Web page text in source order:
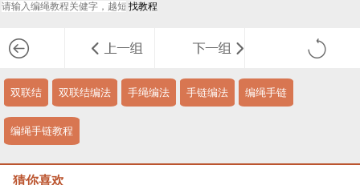
双联结 双联结编法 手绳编法 手链编法 编绳手链
编绳手链教程
猜你喜欢